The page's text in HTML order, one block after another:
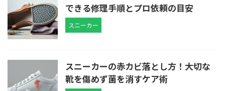
できる修理手順とプロ依頼の目安
スニーカー
スニーカーの赤カビ落とし方！大切な
靴を傷めず菌を消すケア術